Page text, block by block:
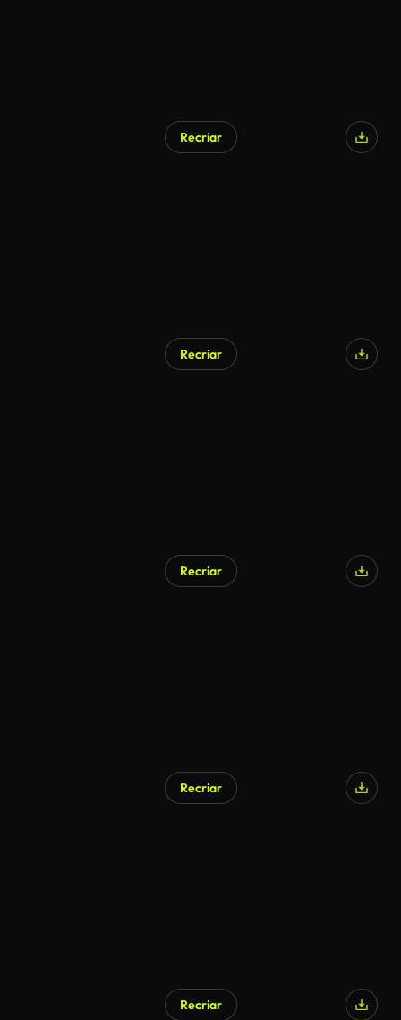
Recriar
Recriar
Recriar
Recriar
Recriar